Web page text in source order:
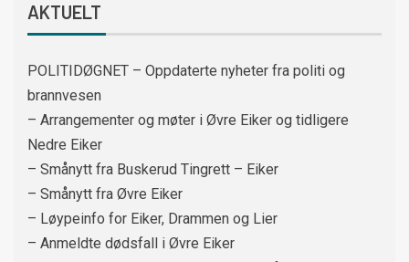
AKTUELT
POLITIDØGNET – Oppdaterte nyheter fra politi og
brannvesen
– Arrangementer og møter i Øvre Eiker og tidligere
Nedre Eiker
– Smånytt fra Buskerud Tingrett – Eiker
– Smånytt fra Øvre Eiker
– Løypeinfo for Eiker, Drammen og Lier
– Anmeldte dødsfall i Øvre Eiker